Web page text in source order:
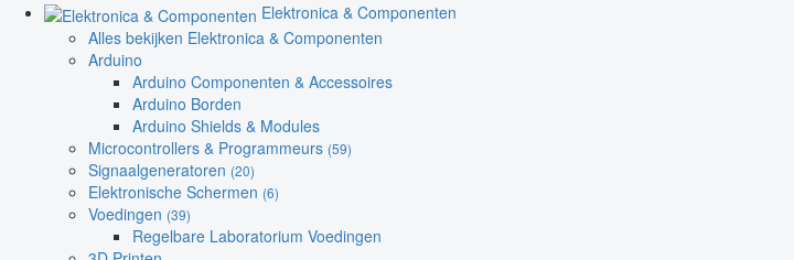
Elektronica & Componenten
Alles bekijken Elektronica & Componenten
Arduino
Arduino Componenten & Accessoires
Arduino Borden
Arduino Shields & Modules
Microcontrollers & Programmeurs (59)
Signaalgeneratoren (20)
Elektronische Schermen (6)
Voedingen (39)
Regelbare Laboratorium Voedingen